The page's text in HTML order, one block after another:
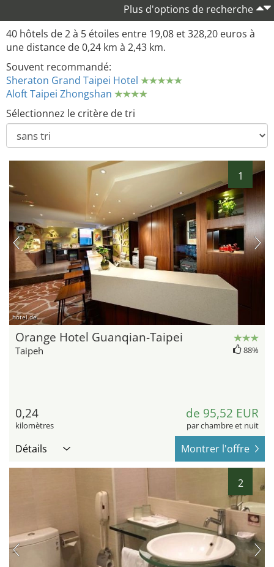
Plus d'options de recherche
40 hôtels de 2 à 5 étoiles entre 19,08 et 328,20 euros à
une distance de 0,24 km à 2,43 km.
Souvent recommandé:
Sheraton Grand Taipei Hotel
Aloft Taipei Zhongshan
Sélectionnez le critère de tri
1
hotel.de
Orange Hotel Guanqian-Taipei
Taipeh 88%
0,24
kilomètres
de 95,52 EUR
par chambre et nuit
Détails Montrer l'offre
2